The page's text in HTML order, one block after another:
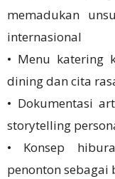
memadukan
internasional
• Menu katering
dining dan cita
• Dokumentasi
storytelling
• Konsep
penonton sebagai